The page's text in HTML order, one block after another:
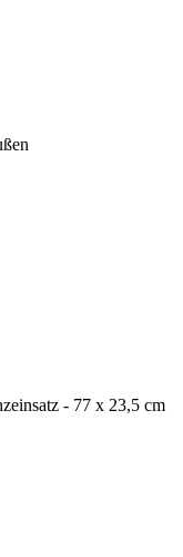
- 77 x 23,5 cm